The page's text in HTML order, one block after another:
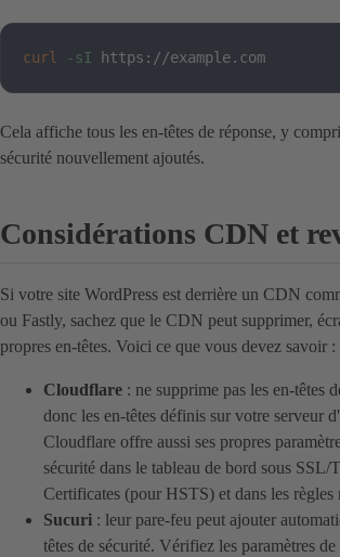
curl -sI https://example.com
Cela affiche tous les en-têtes de réponse, y
sécurité nouvellement ajoutés.
Considérations CDN et
Si votre site WordPress est derrière un CDN
ou Fastly, sachez que le CDN peut supprimer,
propres en-têtes. Voici ce que vous devez savoir :
Cloudflare : ne supprime pas les en-têtes
donc les en-têtes définis sur votre serveur
Cloudflare offre aussi ses propres
sécurité dans le tableau de bord sous SSL/
Certificates (pour HSTS) et dans les règles
Sucuri : leur pare-feu peut ajouter
têtes de sécurité. Vérifiez les paramètres